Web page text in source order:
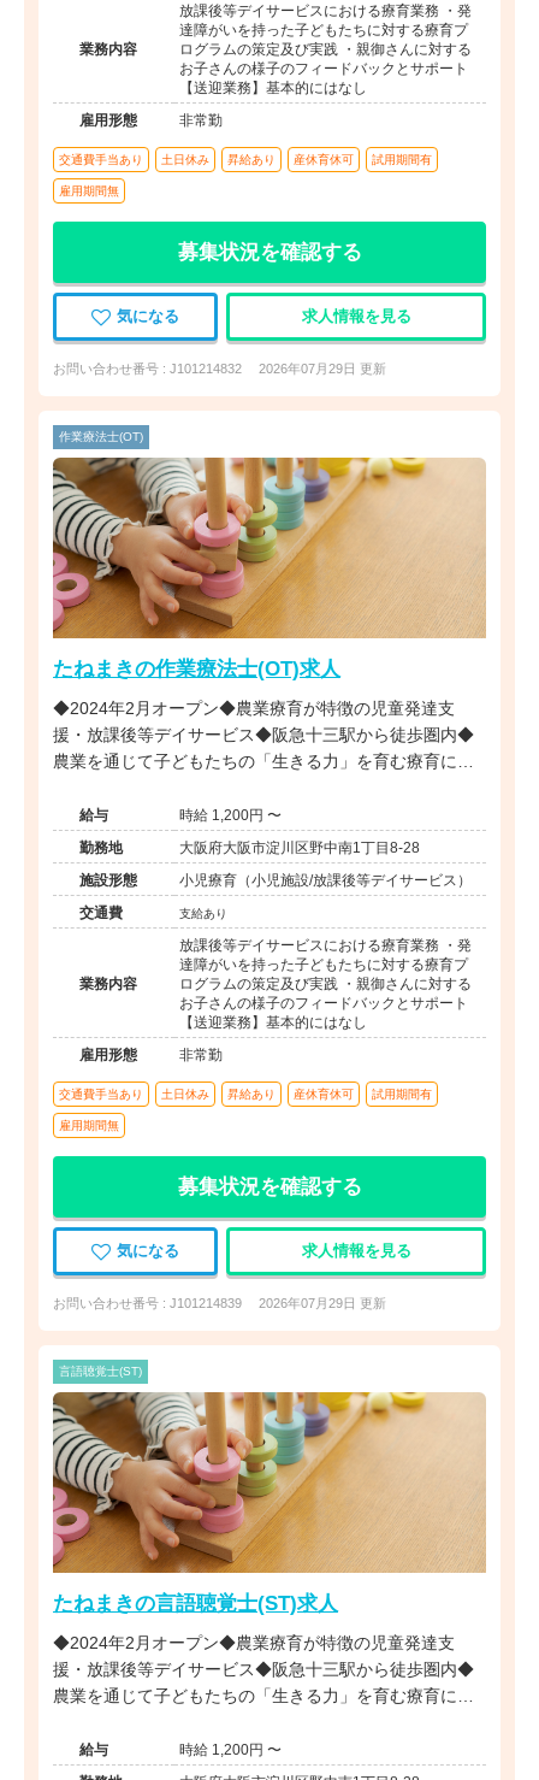
業務内容
放課後等デイサービスにおける療育業務 ・発
達障がいを持った子どもたちに対する療育プ
ログラムの策定及び実践 ・親御さんに対する
お子さんの様子のフィードバックとサポート
【送迎業務】基本的にはなし
雇用形態
非常勤
交通費手当あり 土日休み 昇給あり 産休育休可 試用期間有
雇用期間無
募集状況を確認する
気になる 求人情報を見る
お問い合わせ番号 : J101214832 2026年07月29日 更新
作業療法士(OT)
たねまきの作業療法士(OT)求人
◆2024年2月オープン◆農業療育が特徴の児童発達支
援・放課後等デイサービス◆阪急十三駅から徒歩圏内◆
農業を通じて子どもたちの「生きる力」を育む療育に携
給与
時給 1,200円 〜
勤務地
大阪府大阪市淀川区野中南1丁目8-28
施設形態
小児療育（小児施設/放課後等デイサービス）
交通費
支給あり
業務内容
放課後等デイサービスにおける療育業務 ・発
達障がいを持った子どもたちに対する療育プ
ログラムの策定及び実践 ・親御さんに対する
お子さんの様子のフィードバックとサポート
【送迎業務】基本的にはなし
雇用形態
非常勤
交通費手当あり 土日休み 昇給あり 産休育休可 試用期間有
雇用期間無
募集状況を確認する
気になる 求人情報を見る
お問い合わせ番号 : J101214839 2026年07月29日 更新
言語聴覚士(ST)
たねまきの言語聴覚士(ST)求人
◆2024年2月オープン◆農業療育が特徴の児童発達支
援・放課後等デイサービス◆阪急十三駅から徒歩圏内◆
農業を通じて子どもたちの「生きる力」を育む療育に携
給与
時給 1,200円 〜